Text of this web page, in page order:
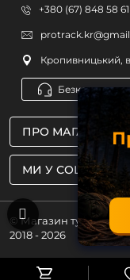
МИ У
ПРО МАГАЗИН
+380 (67) 848 58 61
Кропивницький,
Безкоштовна
© Магазин
2018 - 2026